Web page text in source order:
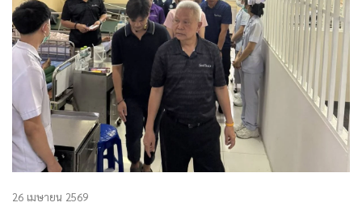
26 เมษายน 2569